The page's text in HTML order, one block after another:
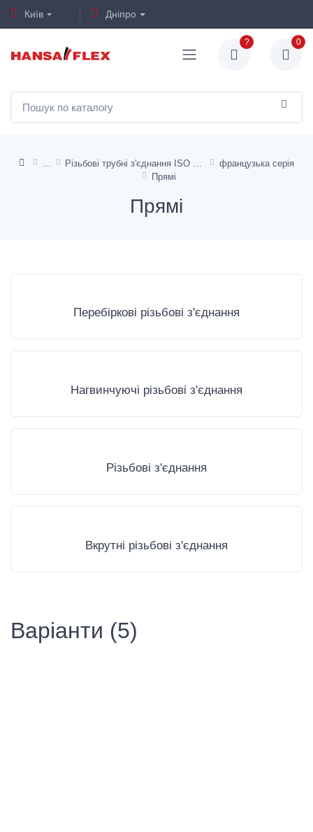
Київ Дніпро
? 0
французька серія
Прямі
Прямі
Перебіркові різьбові з'єднання
Нагвинчуючі різьбові з'єднання
Різьбові з'єднання
Вкрутні різьбові з'єднання
Варіанти (5)